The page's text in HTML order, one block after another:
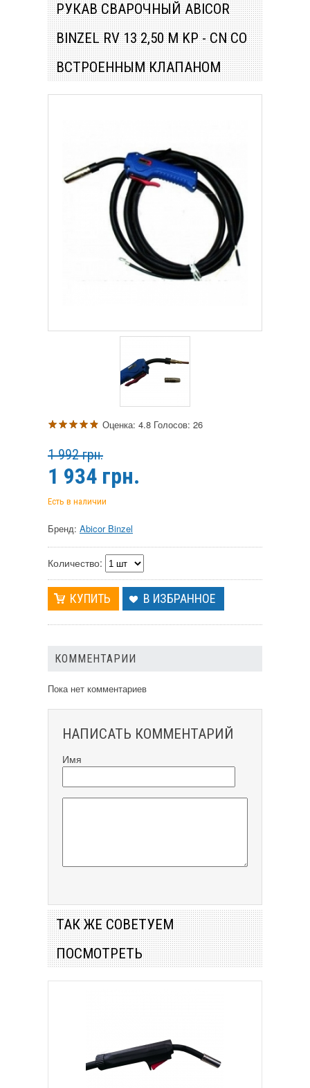
РУКАВ СВАРОЧНЫЙ ABICOR
BINZEL RV 13 2,50 М KP - CN СО
ВСТРОЕННЫМ КЛАПАНОМ
Оценка: 4.8 Голосов: 26
1 992 грн.
1 934 грн.
Есть в наличии
Бренд: Abicor Binzel
Количество:
В ИЗБРАННОЕ
КОММЕНТАРИИ
Пока нет комментариев
НАПИСАТЬ КОММЕНТАРИЙ
Имя
ТАК ЖЕ СОВЕТУЕМ
ПОСМОТРЕТЬ